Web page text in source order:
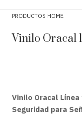
PRODUCTOS HOME
Vinilo Oracal
Vinilo Oracal
Seguridad para